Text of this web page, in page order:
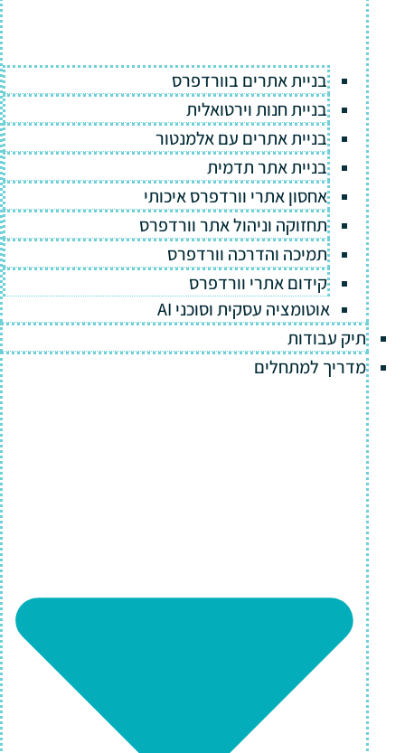
בניית אתרים בוורדפרס
בניית חנות וירטואלית
בניית אתרים עם אלמנטור
בניית אתר תדמית
אחסון אתרי וורדפרס איכותי
תחזוקה וניהול אתר וורדפרס
תמיכה והדרכה וורדפרס
קידום אתרי וורדפרס
אוטומציה עסקית וסוכני AI
תיק עבודות
מדריך למתחלים